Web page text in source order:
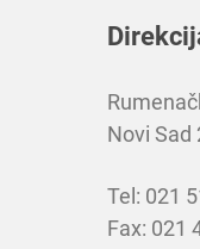
Novi Sad
Tel: 021
Fax: 021